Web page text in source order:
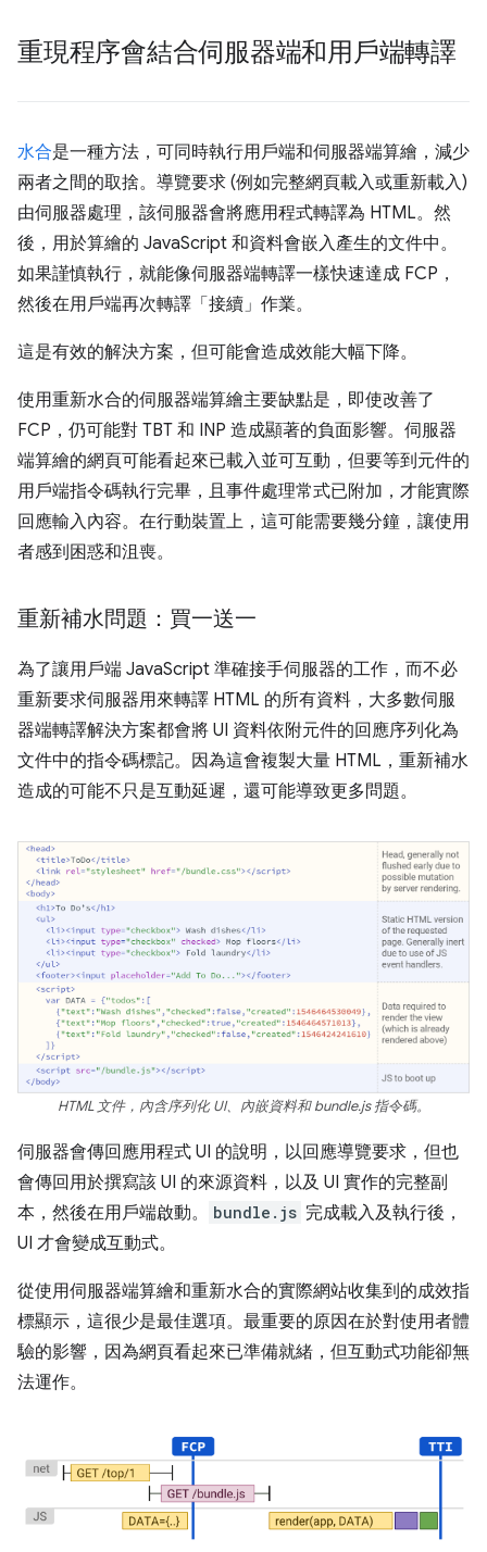
重現程序會結合伺服器端和用戶端轉譯
水合是一種方法，可同時執行用戶端和伺服器端算繪，減少
兩者之間的取捨。導覽要求 (例如完整網頁載入或重新載入)
由伺服器處理，該伺服器會將應用程式轉譯為 HTML。然
後，用於算繪的 JavaScript 和資料會嵌入產生的文件中。
如果謹慎執行，就能像伺服器端轉譯一樣快速達成 FCP，
然後在用戶端再次轉譯「接續」作業。
這是有效的解決方案，但可能會造成效能大幅下降。
使用重新水合的伺服器端算繪主要缺點是，即使改善了
FCP，仍可能對 TBT 和 INP 造成顯著的負面影響。伺服器
端算繪的網頁可能看起來已載入並可互動，但要等到元件的
用戶端指令碼執行完畢，且事件處理常式已附加，才能實際
回應輸入內容。在行動裝置上，這可能需要幾分鐘，讓使用
者感到困惑和沮喪。
重新補水問題：買一送一
為了讓用戶端 JavaScript 準確接手伺服器的工作，而不必
重新要求伺服器用來轉譯 HTML 的所有資料，大多數伺服
器端轉譯解決方案都會將 UI 資料依附元件的回應序列化為
文件中的指令碼標記。因為這會複製大量 HTML，重新補水
造成的可能不只是互動延遲，還可能導致更多問題。
HTML 文件，內含序列化 UI、內嵌資料和 bundle.js 指令碼。
伺服器會傳回應用程式 UI 的說明，以回應導覽要求，但也
會傳回用於撰寫該 UI 的來源資料，以及 UI 實作的完整副
本，然後在用戶端啟動。
bundle.js 完成載入及執行後，
UI 才會變成互動式。
從使用伺服器端算繪和重新水合的實際網站收集到的成效指
標顯示，這很少是最佳選項。最重要的原因在於對使用者體
驗的影響，因為網頁看起來已準備就緒，但互動式功能卻無
法運作。